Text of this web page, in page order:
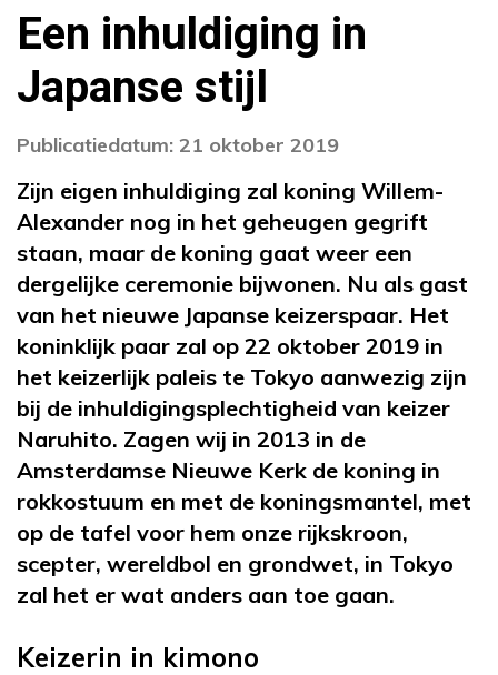
Een inhuldiging in
Japanse stijl
Publicatiedatum: 21 oktober 2019
Zijn eigen inhuldiging zal koning Willem-
Alexander nog in het geheugen gegrift
staan, maar de koning gaat weer een
dergelijke ceremonie bijwonen. Nu als gast
van het nieuwe Japanse keizerspaar. Het
koninklijk paar zal op 22 oktober 2019 in
het keizerlijk paleis te Tokyo aanwezig zijn
bij de inhuldigingsplechtigheid van keizer
Naruhito. Zagen wij in 2013 in de
Amsterdamse Nieuwe Kerk de koning in
rokkostuum en met de koningsmantel, met
op de tafel voor hem onze rijkskroon,
scepter, wereldbol en grondwet, in Tokyo
zal het er wat anders aan toe gaan.
Keizerin in kimono